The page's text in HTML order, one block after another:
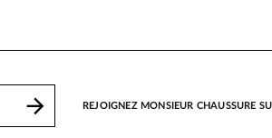
REJOIGNEZ MONSIEUR CHAUSSURE